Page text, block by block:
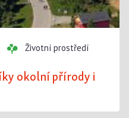
Životní prostředí
okolní přírody i